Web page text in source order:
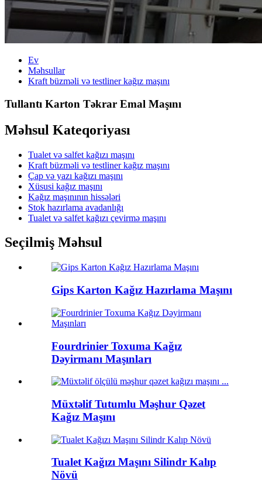
Ev
Məhsullar
Kraft büzməli və testliner kağız maşını
Tullantı Karton Təkrar Emal Maşını
Məhsul Kateqoriyası
Tualet və salfet kağızı maşını
Kraft büzməli və testliner kağız maşını
Çap və yazı kağızı maşını
Xüsusi kağız maşını
Kağız maşınının hissələri
Stok hazırlama avadanlığı
Tualet və salfet kağızı çevirmə maşını
Seçilmiş Məhsul
Gips Karton Kağız Hazırlama Maşını
Fourdrinier Toxuma Kağız
Dəyirmanı Maşınları
Müxtəlif Tutumlu Məşhur Qəzet
Kağız Maşını
Tualet Kağızı Maşını Silindr Kalıp
Növü